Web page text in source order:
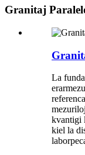
Granitaj
La
kvantigi
kiel la